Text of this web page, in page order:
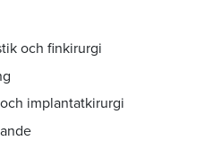
och finkirurgi
implantatkirurgi